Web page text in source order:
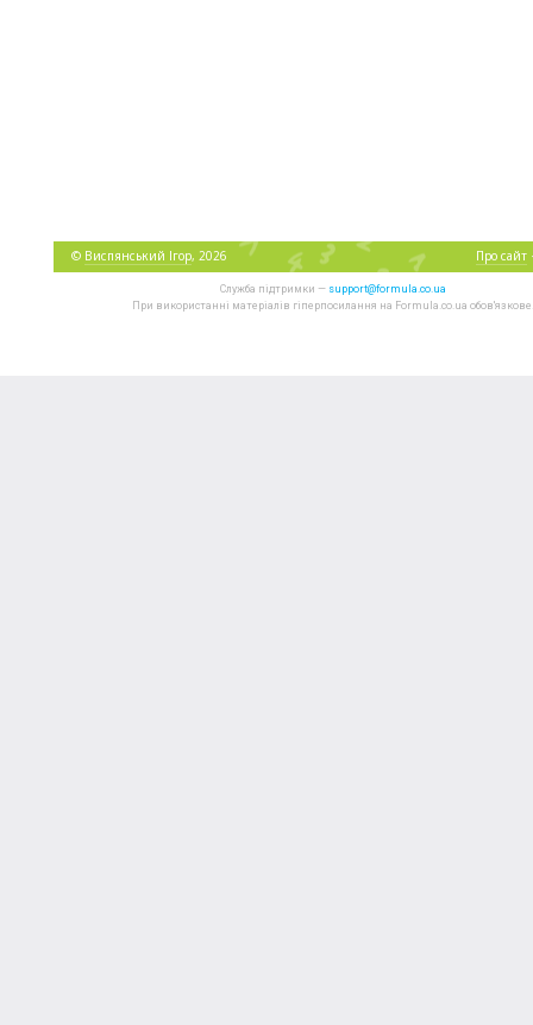
© Виспянський Ігор, 2026 Про сайт
Служба підтримки — support@formula.co.ua
При використанні матеріалів гіперпосилання на Formula.co.ua обов'язкове.